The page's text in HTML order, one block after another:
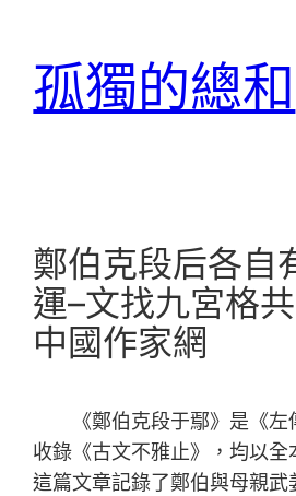
孤獨的總和
鄭伯克段后各自
運–文找九宮格
中國作家網
《鄭伯克段于鄢》是《
收錄《古文不雅止》，均以全
這篇文章記錄了鄭伯與母親武